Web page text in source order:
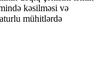
kəsilməsi və
mühitlərdə